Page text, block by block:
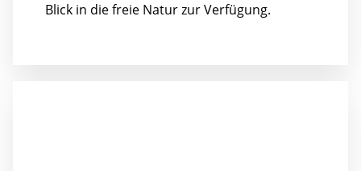
Blick in die freie Natur zur Verfügung.